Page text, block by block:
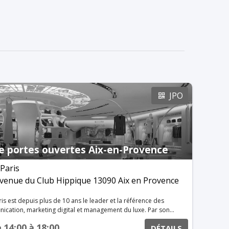
JPO
portes ouvertes Aix-en-Provence
du Club Hippique 13090 Aix en Provence
est depuis plus de 10 ans le leader et la référence des
marketing digital et management du luxe. Par son
les spécialisations sectorielles, l’international, les